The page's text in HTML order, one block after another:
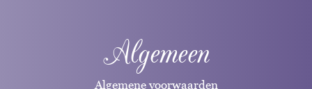
Algemeen
Algemene voorwaarden